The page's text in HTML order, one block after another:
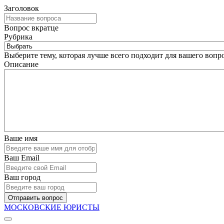
Заголовок
Вопрос вкратце
Рубрика
Выберите тему, которая лучше всего подходит для вашего
Описание
Ваше имя
Ваш Email
Ваш город
Отправить вопрос
МОСКОВСКИЕ ЮРИСТЫ